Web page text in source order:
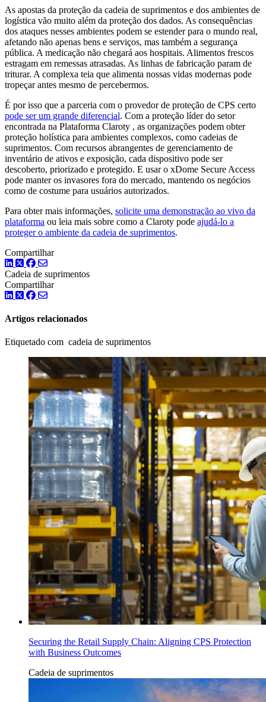
As apostas da proteção da cadeia de suprimentos e dos ambientes de
logística vão muito além da proteção dos dados. As consequências
dos ataques nesses ambientes podem se estender para o mundo real,
afetando não apenas bens e serviços, mas também a segurança
pública. A medicação não chegará aos hospitais. Alimentos frescos
estragam em remessas atrasadas. As linhas de fabricação param de
triturar. A complexa teia que alimenta nossas vidas modernas pode
tropeçar antes mesmo de percebermos.
É por isso que a parceria com o provedor de proteção de CPS certo
pode ser um grande diferencial. Com a proteção líder do setor
encontrada na Plataforma Claroty , as organizações podem obter
proteção holística para ambientes complexos, como cadeias de
suprimentos. Com recursos abrangentes de gerenciamento de
inventário de ativos e exposição, cada dispositivo pode ser
descoberto, priorizado e protegido. E usar o xDome Secure Access
pode manter os invasores fora do mercado, mantendo os negócios
como de costume para usuários autorizados.
Para obter mais informações, solicite uma demonstração ao vivo da
plataforma ou leia mais sobre como a Claroty pode ajudá-lo a
proteger o ambiente da cadeia de suprimentos.
Compartilhar
LinkedIn
TwitterFacebook
Cadeia de suprimentos
Compartilhar
LinkedIn
TwitterFacebook
Artigos relacionados
Etiquetado com cadeia de suprimentos
Securing the Retail Supply Chain: Aligning CPS Protection
with Business Outcomes
Cadeia de suprimentos